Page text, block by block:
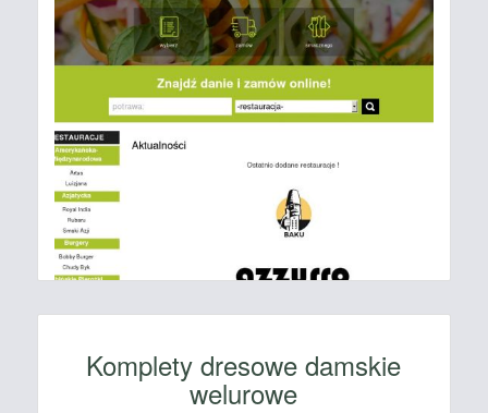
Komplety dresowe damskie
welurowe